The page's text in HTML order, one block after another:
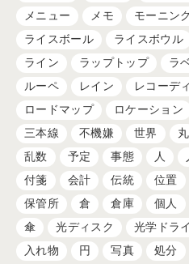
メニュー
メモ モーニン
ライスボール
ライスボウル
ライン
ラップトップ ラ
ルーペ
レイン レコーデ
ロードマップ
ロケーション
三本線
不機嫌 世界 丸
乱数
予定 事態 人
付箋
会計 伝統 位置
保管所
倉 倉庫 個人
傘
光ディスク 光学ドラ
入れ物
円 写真 処分